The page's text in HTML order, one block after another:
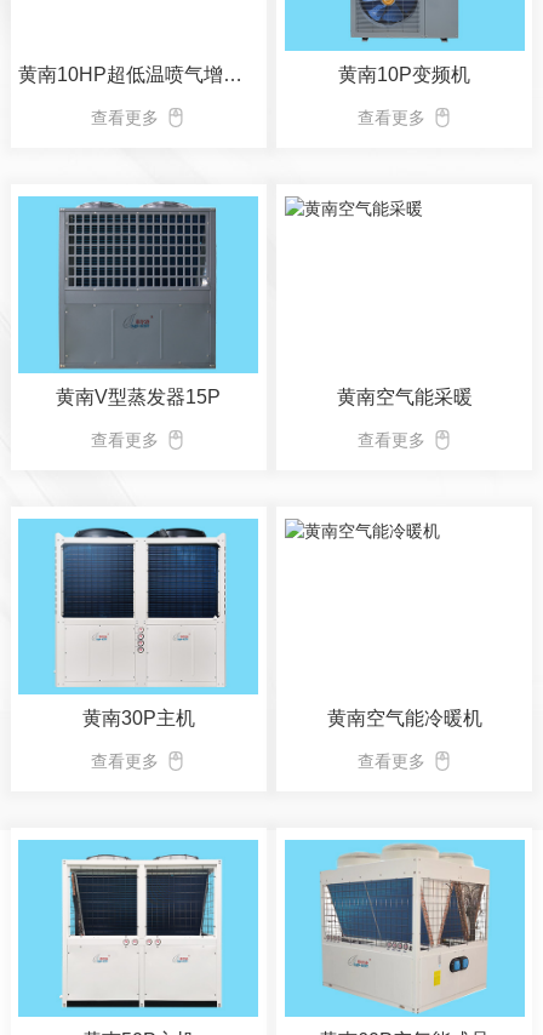
黄南10HP超低温喷气增焓空气能热泵机组
查看更多
黄南10P变频机
查看更多
黄南V型蒸发器15P
查看更多
黄南空气能采暖
查看更多
黄南30P主机
查看更多
黄南空气能冷暖机
查看更多